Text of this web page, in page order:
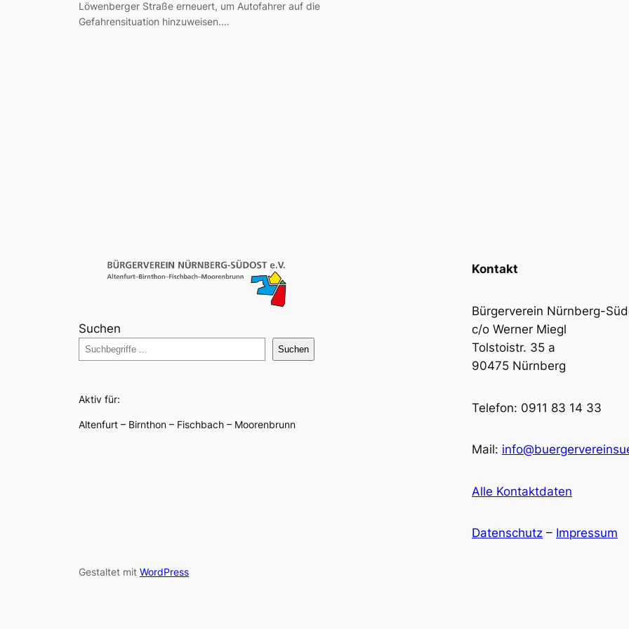
Löwenberger Straße erneuert, um Autofahrer auf die
Gefahrensituation hinzuweisen.…
Suchen
Suchen
Aktiv für:
Altenfurt – Birnthon – Fischbach – Moorenbrunn
Kontakt
Bürgerverein Nürnberg-
c/o Werner Miegl
Tolstoistr. 35 a
90475 Nürnberg
Telefon: 0911 83 14 33
Mail:
Alle Kontaktdaten
Datenschutz – Impressum
Gestaltet mit WordPress